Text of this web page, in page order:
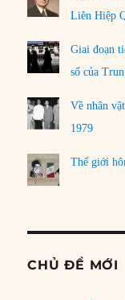
Liên Hiệp
Giai đoạn
số của
Về nhân
1979
Thế giới
CHỦ ĐỀ MỚI